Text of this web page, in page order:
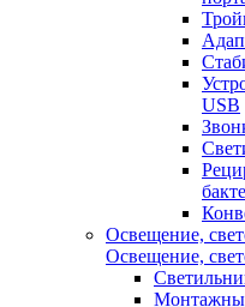
USB
Освещение,
Освещение,